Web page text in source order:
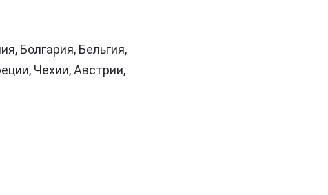
Болгария, Бельгия,
Чехии, Австрии,